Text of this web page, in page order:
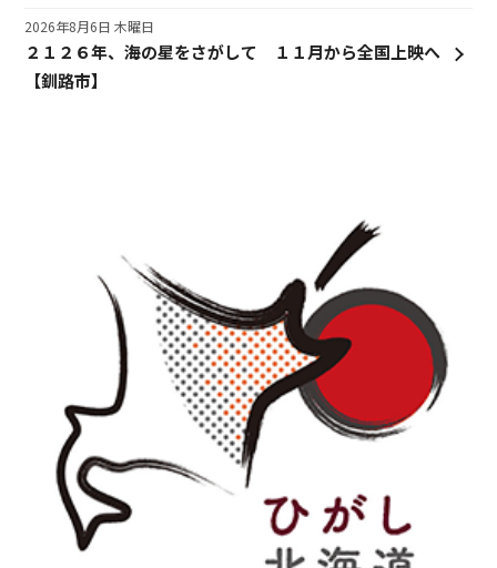
２１２６年、海の星をさがして １１月から全国上映へ
【釧路市】
2026年8月6日 木曜日